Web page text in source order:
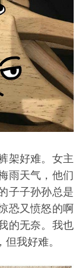
架好难。女主
雨天气，他们
子子孙孙总是
恐又愤怒的啊
的无奈。我也
但我好难。